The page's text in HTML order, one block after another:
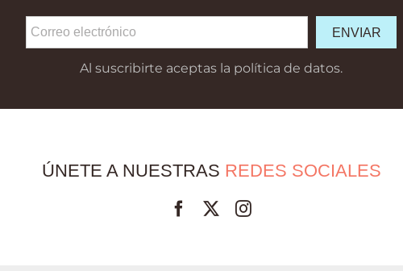
Al suscribirte aceptas la política de datos.
ÚNETE A NUESTRAS REDES SOCIALES
Facebook
TwitterInstagram